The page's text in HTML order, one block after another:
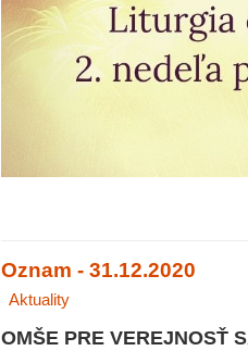
Oznam - 31.12.2020
Aktuality
OMŠE PRE VEREJNOSŤ